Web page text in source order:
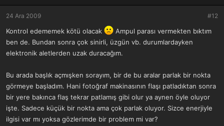
e
r
24 Ara 2009 #12
Kontrol edememek kötü olacak
Ampul parası vermekten bıktım
ben de. Bundan sonra çok sinirli, üzgün vb. durumlardayken
elektronik aletlerden uzak duracağım.
Bu arada başlık açmışken sorayım, bir de bu aralar parlak bir nokta
görmeye başladım. Hani fotoğraf makinasının flaşı patladıktan sonra
bir yere bakınca flaş tekrar patlamış gibi olur ya aynen öyle oluyor
işte. Sadece küçük bir nokta ama çok parlak oluyor. Sizce enerjiyle
ilgisi var mı yoksa gözlerimde bir problem mi var?